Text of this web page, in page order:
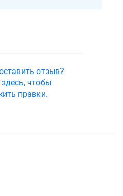
отзыв?
чтобы
правки.